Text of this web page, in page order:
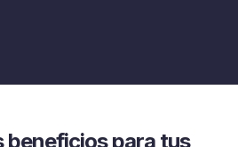
beneficios para tus